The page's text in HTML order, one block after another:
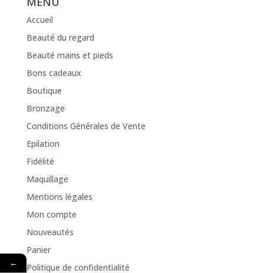
Accueil
Beauté du regard
Beauté mains et pieds
Bons cadeaux
Boutique
Bronzage
Conditions Générales de Vente
Epilation
Fidélité
Maquillage
Mentions légales
Mon compte
Nouveautés
Panier
Politique de confidentialité
←